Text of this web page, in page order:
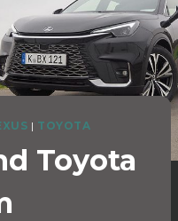
| TOYOTA
Toyota